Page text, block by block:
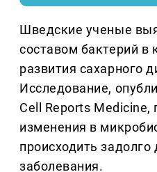
Шведские ученые
составом бактерий в
развития сахарного
Исследование,
Cell Reports Medicine,
изменения в
происходить задолго
заболевания.